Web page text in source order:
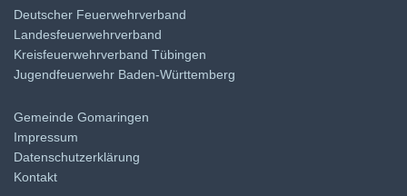
Deutscher Feuerwehrverband
Landesfeuerwehrverband
Kreisfeuerwehrverband Tübingen
Jugendfeuerwehr Baden-Württemberg
Gemeinde Gomaringen
Impressum
Datenschutzerklärung
Kontakt